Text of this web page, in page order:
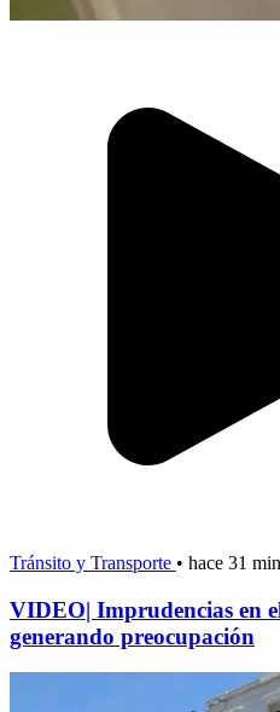
Tránsito y Transporte • hace 31
VIDEO| Imprudencias en
generando preocupación